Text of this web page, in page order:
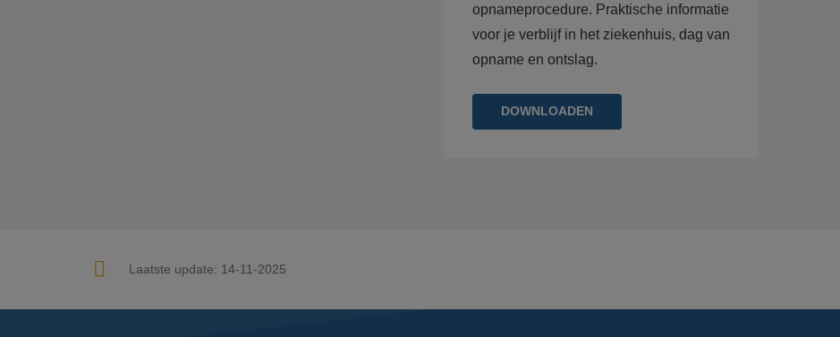
opnameprocedure. Praktische informatie
voor je verblijf in het ziekenhuis, dag van
opname en ontslag.
DOWNLOADEN
Laatste update: 14-11-2025